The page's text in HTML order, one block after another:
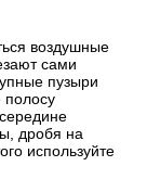
воздушные
сами
пузыри
полосу
дробя на
используйте